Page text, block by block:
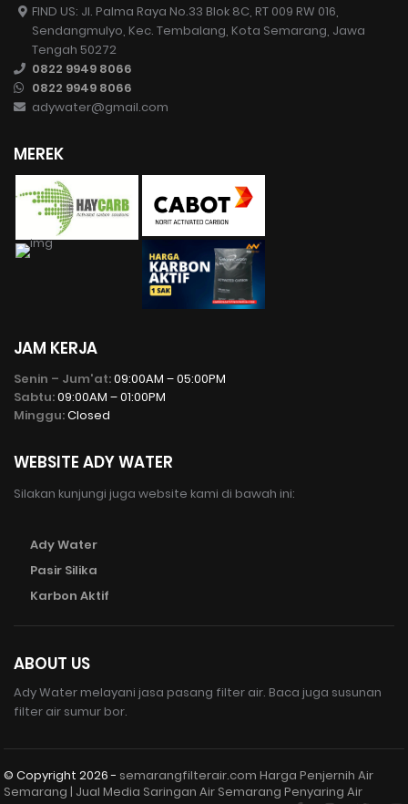
FIND US: Jl. Palma Raya No.33 Blok 8C, RT 009 RW 016,
Sendangmulyo, Kec. Tembalang, Kota Semarang, Jawa
Tengah 50272
0822 9949 8066
0822 9949 8066
adywater@gmail.com
MEREK
JAM KERJA
Senin – Jum'at:09:00AM – 05:00PM
Sabtu:09:00AM – 01:00PM
Minggu:Closed
WEBSITE ADY WATER
Silakan kunjungi juga website kami di bawah ini:
Ady Water
Pasir Silika
Karbon Aktif
ABOUT US
Ady Water melayani jasa pasang filter air. Baca juga susunan
filter air sumur bor.
© Copyright2026 - semarangfilterair.com Harga Penjernih Air
Semarang | Jual Media Saringan Air Semarang Penyaring Air